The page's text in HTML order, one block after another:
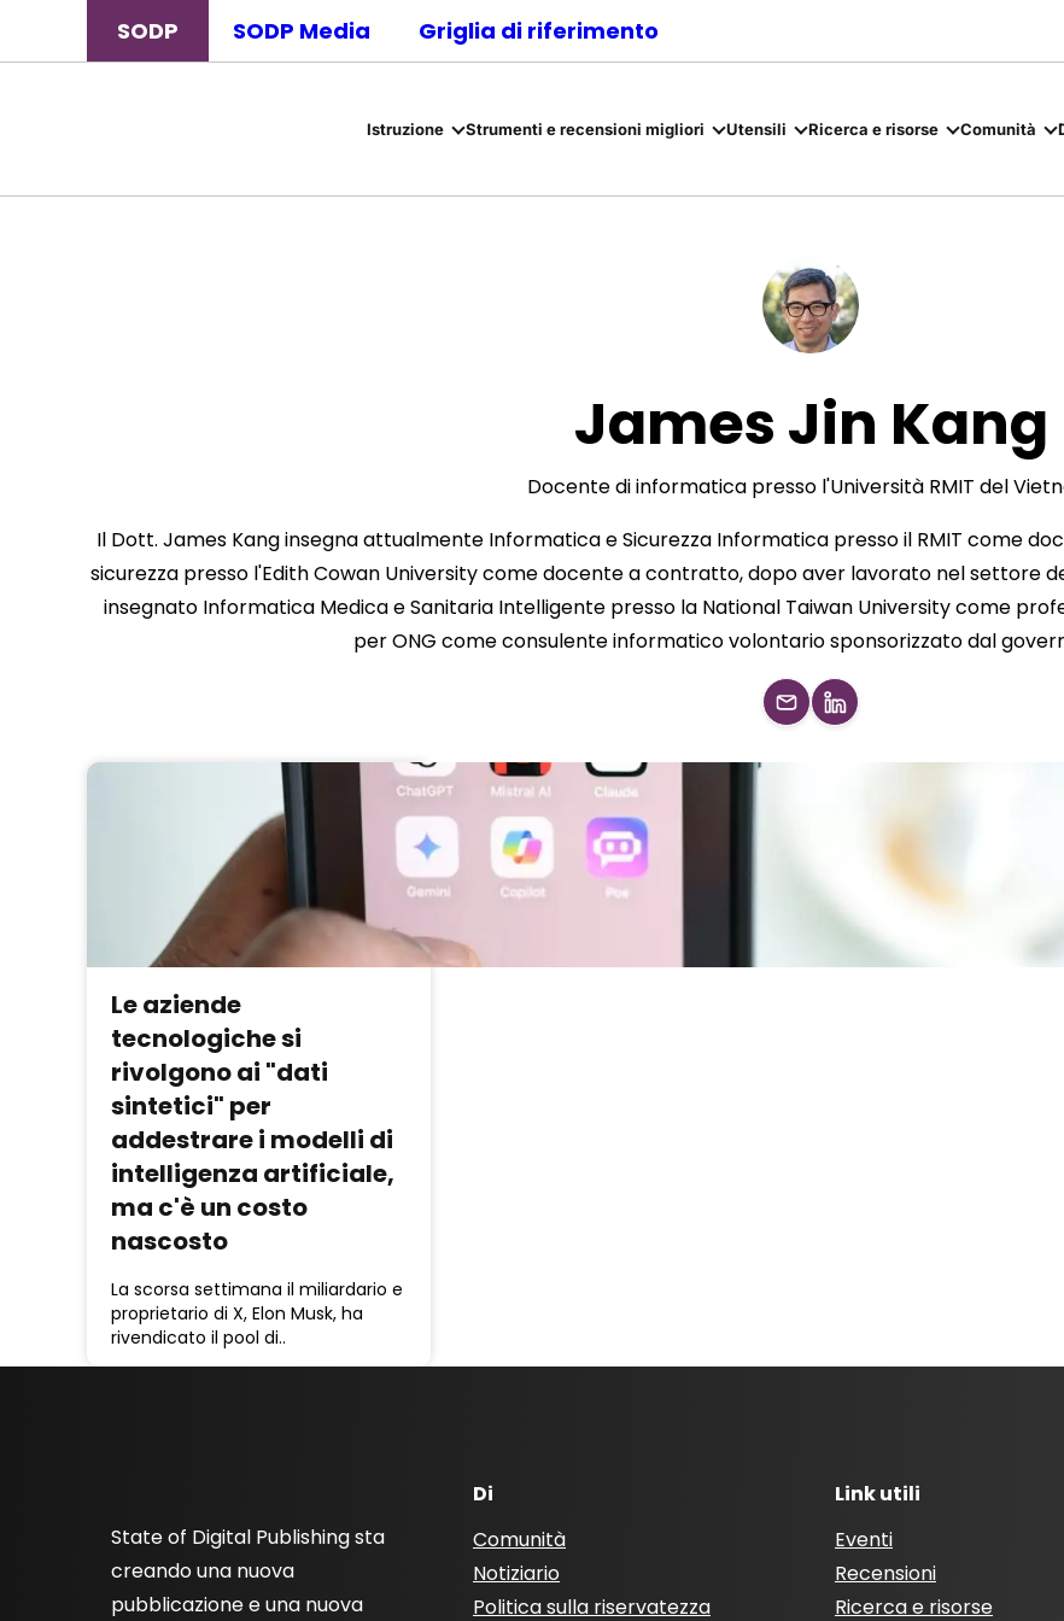
SODP SODP Media Griglia di riferimento
Istruzione Strumenti e recensioni migliori Utensili Ricerca e risorse Comunità
James Jin Kang
Docente di informatica presso l'Università RMIT del
Il Dott. James Kang insegna attualmente Informatica e Sicurezza Informatica presso il RMIT come
sicurezza presso l'Edith Cowan University come docente a contratto, dopo aver lavorato nel settore
insegnato Informatica Medica e Sanitaria Intelligente presso la National Taiwan University come
per ONG come consulente informatico volontario sponsorizzato dal
Le aziende
tecnologiche si
rivolgono ai "dati
sintetici" per
addestrare i modelli di
intelligenza artificiale,
ma c'è un costo
nascosto
La scorsa settimana il miliardario e
proprietario di X, Elon Musk, ha
rivendicato il pool di..
State of Digital Publishing sta
creando una nuova
pubblicazione e una nuova
Di
Comunità
Notiziario
Politica sulla riservatezza
Link utili
Eventi
Recensioni
Ricerca e risorse